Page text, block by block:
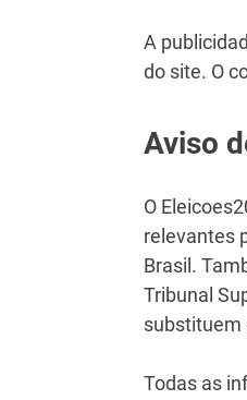
A
do site. O
Aviso
O
relevantes
Brasil.
Tribunal
substituem
Todas as